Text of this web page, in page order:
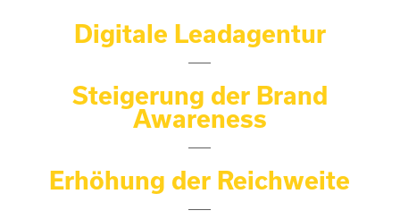
Digitale Leadagentur
Steigerung der Brand
Awareness
Erhöhung der Reichweite